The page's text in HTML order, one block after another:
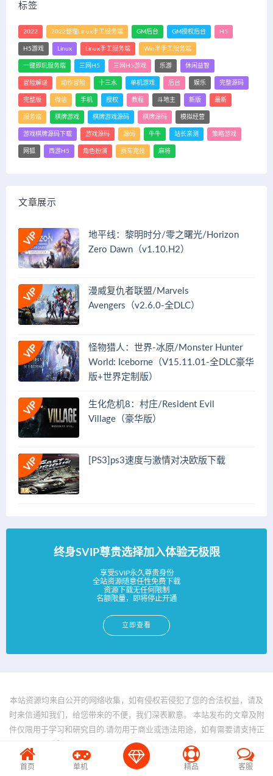
标签
2022 2022整理Linux手工服务端 GM后台 GM授权后台 H5
H5游戏 Linux Linux手工服务端 Win半手工服务端
一键即玩服务端 三网H5 三网H5游戏 乐游 休闲益智
冒险解谜 动作冒险 十三水 单机游戏 后台 娱乐 完整源码
完整版 微信 手机 授权 教程 斗地主 新版 最新
服务端 棋牌游戏 棋牌游戏源码 棋牌源码 模拟经营
游戏棋牌源码下载 游戏源码 源码 牛牛 站长亲测 策略游戏
网狐 西游H5 角色扮演 赛车竞技 麻将
文章展示
地平线：黎明时分/零之曙光/Horizon
Zero Dawn（v1.10.H2）
漫威复仇者联盟/Marvels
Avengers（v2.6.0-全DLC）
怪物猎人：世界-冰原/Monster Hunter
World: Iceborne（V15.11.01-全DLC豪华
版+世界定制版）
生化危机8：村庄/Resident Evil
Village（豪华版）
[PS3]ps3速度与激情对决欧版下载
终身SVIP尊贵选择加入体验无极限
享受SVIP永久尊贵身份
全站资源随意任性免费下载
资源下载无任何限制
名额限量，即将停止开通
立即查看
本站资源均来自公开的网络收集，如有侵权若侵犯了您的合法权益，请及
时来信通知我们，给您带来的不便，我们深表歉意。 本站发布的文章及附
件仅限用于学习和研究目的.请勿用于商业或违法用途，如有需要请支持正
版。 © 2025 - www.bfya.com All rights reserved
首页 单机 精品 客服